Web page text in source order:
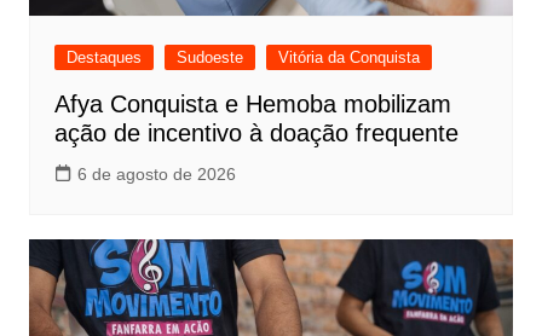
Destaques Sudoeste Vitória da Conquista
Afya Conquista e Hemoba mobilizam
ação de incentivo à doação frequente
6 de agosto de 2026